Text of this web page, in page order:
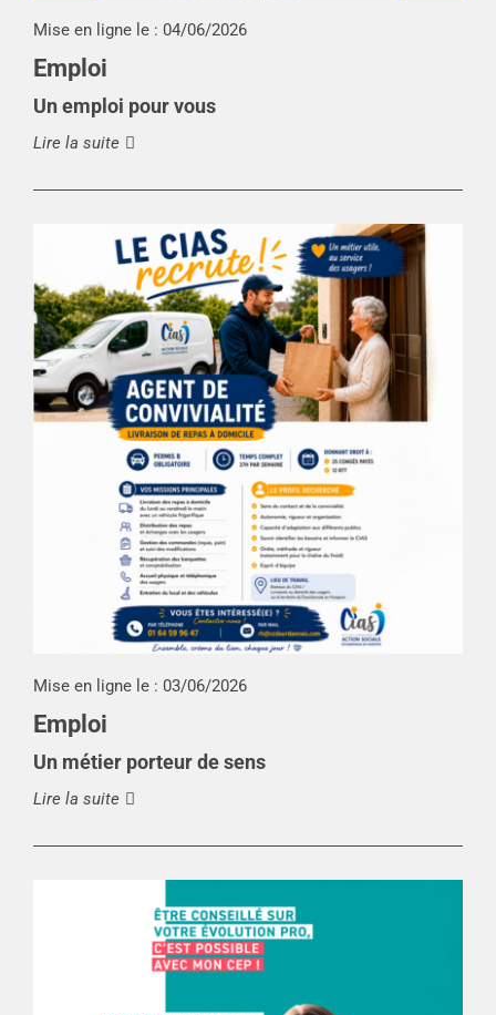
Mise en ligne le : 04/06/2026
Emploi
Un emploi pour vous
Lire la suite
Mise en ligne le : 03/06/2026
Emploi
Un métier porteur de sens
Lire la suite